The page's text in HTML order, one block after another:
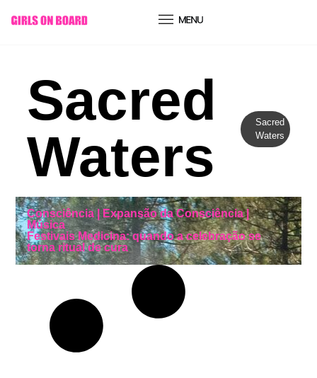
conteúdo
Sacred
Waters
Sacred
Waters
Consciência| Expansão da Consciência|
Música
Festivais Medicina: quando a celebração se
torna ritual de cura